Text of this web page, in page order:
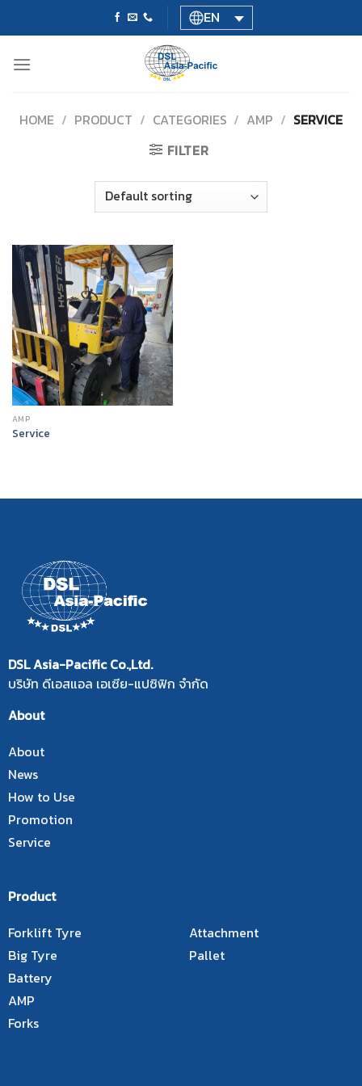
EN
HOME / PRODUCT / CATEGORIES / AMP / SERVICE
FILTER
AMP
Service
DSL Asia-Pacific Co.,Ltd.
บริษัท ดีเอสแอล เอเซีย-แปซิฟิก จำกัด
About
About
News
How to Use
Promotion
Service
Product
Forklift Tyre
Big Tyre
Battery
AMP
Forks
Attachment
Pallet